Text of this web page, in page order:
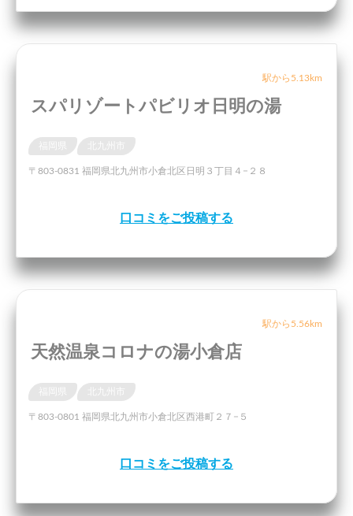
駅から5.13km
スパリゾートパビリオ日明の湯
〒803-0831 福岡県北九州市小倉北区日明３丁目４−２８
口コミをご投稿する
駅から5.56km
天然温泉コロナの湯小倉店
〒803-0801 福岡県北九州市小倉北区西港町２７−５
口コミをご投稿する